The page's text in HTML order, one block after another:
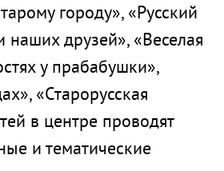
городу», «Русский
друзей», «Веселая
у прабабушки»,
«Старорусская
в центре проводят
и тематические